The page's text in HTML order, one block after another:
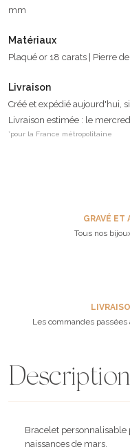
mm
Matériaux
Plaqué or 18 carats | Pierre
Livraison
Créé et expédié aujourd'hui,
Livraison estimée : le
*pour la France métropolitaine
GRAVÉ ET
Tous nos
Les commandes
Description
Bracelet personnalisable
naissances de mars.